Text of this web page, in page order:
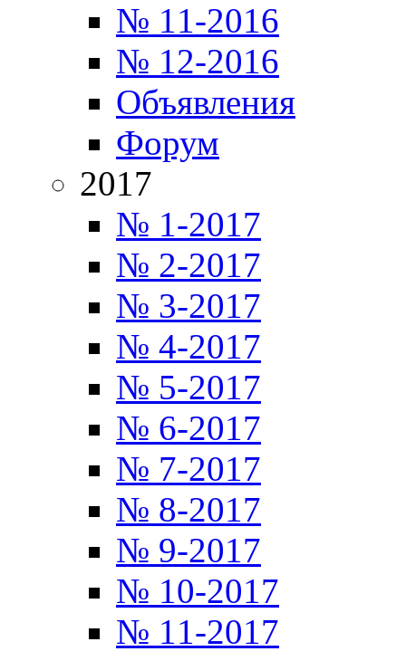
№ 11-2016
№ 12-2016
Объявления
Форум
2017
№ 1-2017
№ 2-2017
№ 3-2017
№ 4-2017
№ 5-2017
№ 6-2017
№ 7-2017
№ 8-2017
№ 9-2017
№ 10-2017
№ 11-2017